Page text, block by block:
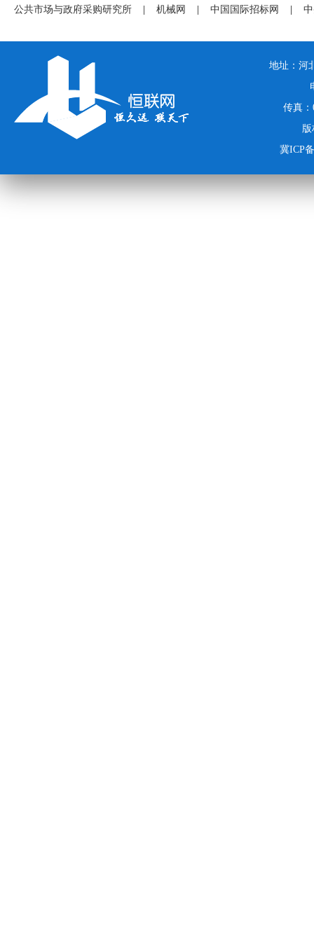
公共市场与政府采购研究所
机械网 中国国际招标网
地址：河
传真
冀ICP